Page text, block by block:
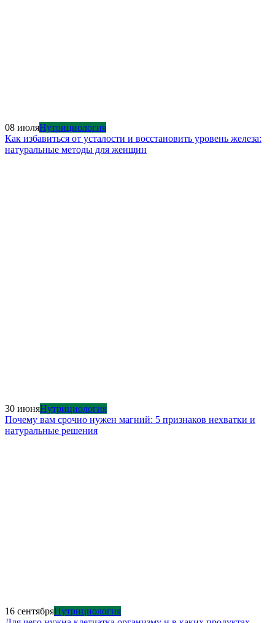
08 июляНутрициология
Как избавиться от усталости и восстановить уровень железа:
натуральные методы для женщин
30 июняНутрициология
Почему вам срочно нужен магний: 5 признаков нехватки и
натуральные решения
16 сентябряНутрициология